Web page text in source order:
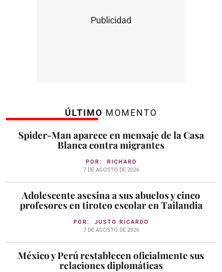
Publicidad
ÚLTIMO MOMENTO
Spider-Man aparece en mensaje de la Casa
Blanca contra migrantes
POR: RICHARD
7 DE AGOSTO DE 2026
Adolescente asesina a sus abuelos y cinco
profesores en tiroteo escolar en Tailandia
POR: JUSTO RICARDO
7 DE AGOSTO DE 2026
México y Perú restablecen oficialmente sus
relaciones diplomáticas